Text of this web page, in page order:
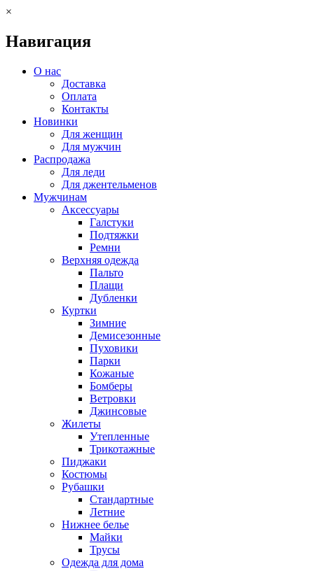
×
Навигация
О нас
Доставка
Оплата
Контакты
Новинки
Для женщин
Для мужчин
Распродажа
Для леди
Для джентельменов
Мужчинам
Аксессуары
Галстуки
Подтяжки
Ремни
Верхняя одежда
Пальто
Плащи
Дубленки
Куртки
Зимние
Демисезонные
Пуховики
Парки
Кожаные
Бомберы
Ветровки
Джинсовые
Жилеты
Утепленные
Трикотажные
Пиджаки
Костюмы
Рубашки
Стандартные
Летние
Нижнее белье
Майки
Трусы
Одежда для дома